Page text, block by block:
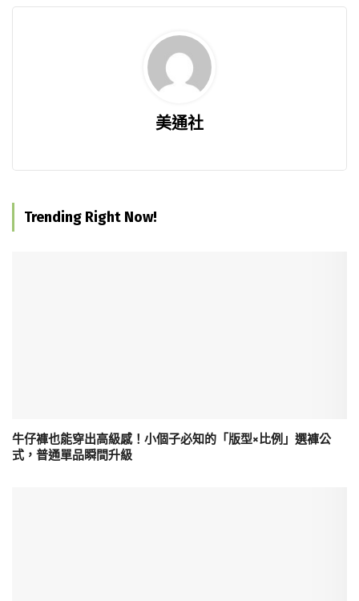
美通社
Trending Right Now!
牛仔褲也能穿出高級感！小個子必知的「版型×比例」選褲公
式，普通單品瞬間升級